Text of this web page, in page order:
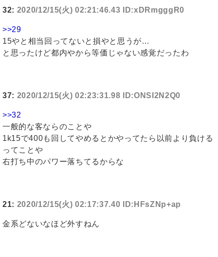
32: 2020/12/15(火) 02:21:46.43 ID:xDRmgggR0
>>29
15やと相当回ってないと損やと思うが…
と思ったけど都内やから等価じゃない感覚だったわ
37: 2020/12/15(火) 02:23:31.98 ID:ONSI2N2Q0
>>32
一般的な客ならのことや
1k15で400も回してやめるとかやってたら以前より負ける
ってことや
右打ち中のパワー落ちてるからな
21: 2020/12/15(火) 02:17:37.40 ID:HFsZNp+ap
金系どないなほど外すねん